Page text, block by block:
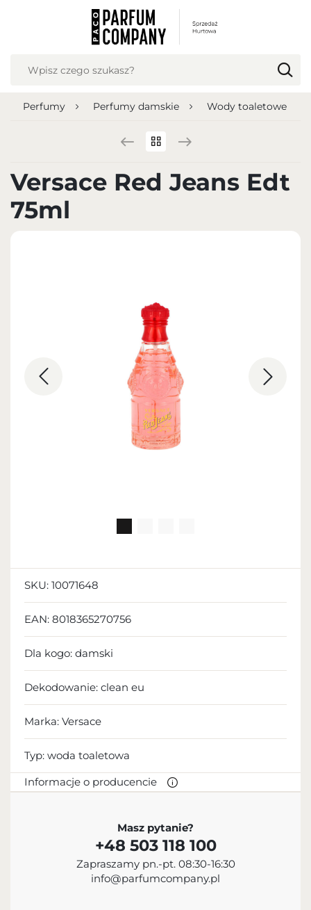
Perfumy Perfumy damskie Wody toaletowe
Versace Red Jeans Edt
75ml
SKU: 10071648
EAN: 8018365270756
Dla kogo: damski
Dekodowanie: clean eu
Marka: Versace
Typ: woda toaletowa
Informacje o producencie
+39 02 95 916 1
Via Galileo Galilei, 5, 20873 Cavenago di Brianza
Masz pytanie?
+48 503 118 100
Zapraszamy pn.-pt. 08:30-16:30
info@parfumcompany.pl
USTAWIENIA REGIONALNE
Język
Polish zloty (PLN)